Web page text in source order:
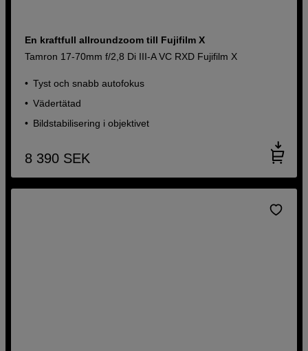
En kraftfull allroundzoom till Fujifilm X
Tamron 17-70mm f/2,8 Di III-A VC RXD Fujifilm X
Tyst och snabb autofokus
Vädertätad
Bildstabilisering i objektivet
8 390 SEK